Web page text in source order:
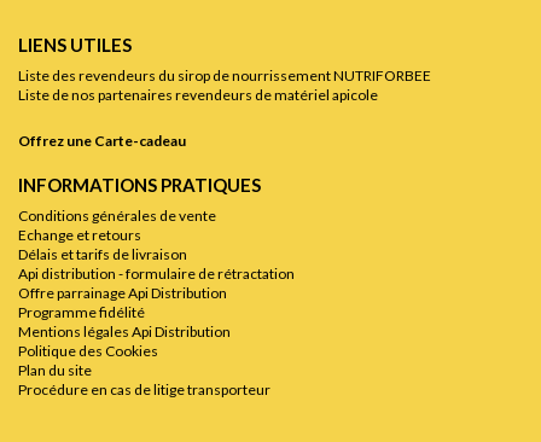
LIENS UTILES
Liste des revendeurs du sirop de nourrissement NUTRIFORBEE
Liste de nos partenaires revendeurs de matériel apicole
Offrez une Carte-cadeau
INFORMATIONS PRATIQUES
Conditions générales de vente
Echange et retours
Délais et tarifs de livraison
Api distribution - formulaire de rétractation
Offre parrainage Api Distribution
Programme fidélité
Mentions légales Api Distribution
Politique des Cookies
Plan du site
Procédure en cas de litige transporteur